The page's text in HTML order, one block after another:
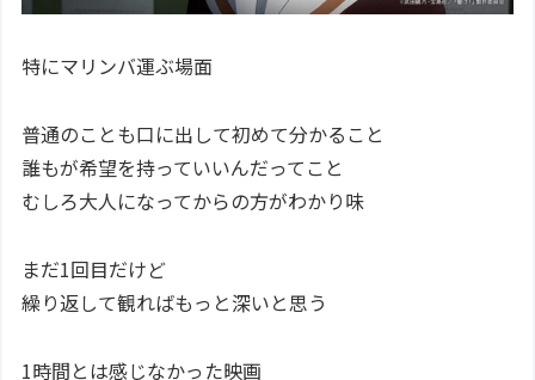
特にマリンバ運ぶ場面
普通のことも口に出して初めて分かること
誰もが希望を持っていいんだってこと
むしろ大人になってからの方がわかり味
まだ1回目だけど
繰り返して観ればもっと深いと思う
1時間とは感じなかった映画